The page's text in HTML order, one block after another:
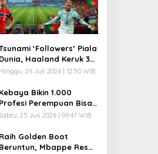
‘Followers’ Piala
Dunia, Haaland Keruk 32
Juta, Kiper 40 Tahun
Minggu, 26 Juli 2026 | 12:50 WIB
Kebaya Bikin 1.000
Profesi Perempuan Bisa
Menyatu di Arena
25 Juli 2026 | 09:47 WIB
Raih Golden Boot
Beruntun, Mbappe Resmi